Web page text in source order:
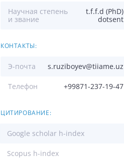
Научная степень
и звание
t.f.f.d (PhD)
dotsent
КОНТАКТЫ:
Э-почта s.ruziboyev@tiiame.uz
Телефон +99871-237-19-47
ЦИТИРОВАНИЕ:
Google scholar h-index
Scopus h-index